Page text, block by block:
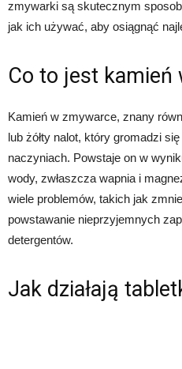
zmywarki są skutecznym
jak ich używać, aby osiągnąć
Co to jest kamień
Kamień w zmywarce, znany
lub żółty nalot, który gromadzi
naczyniach. Powstaje on w
wody, zwłaszcza wapnia i
wiele problemów, takich jak
powstawanie nieprzyjemnych
detergentów.
Jak działają